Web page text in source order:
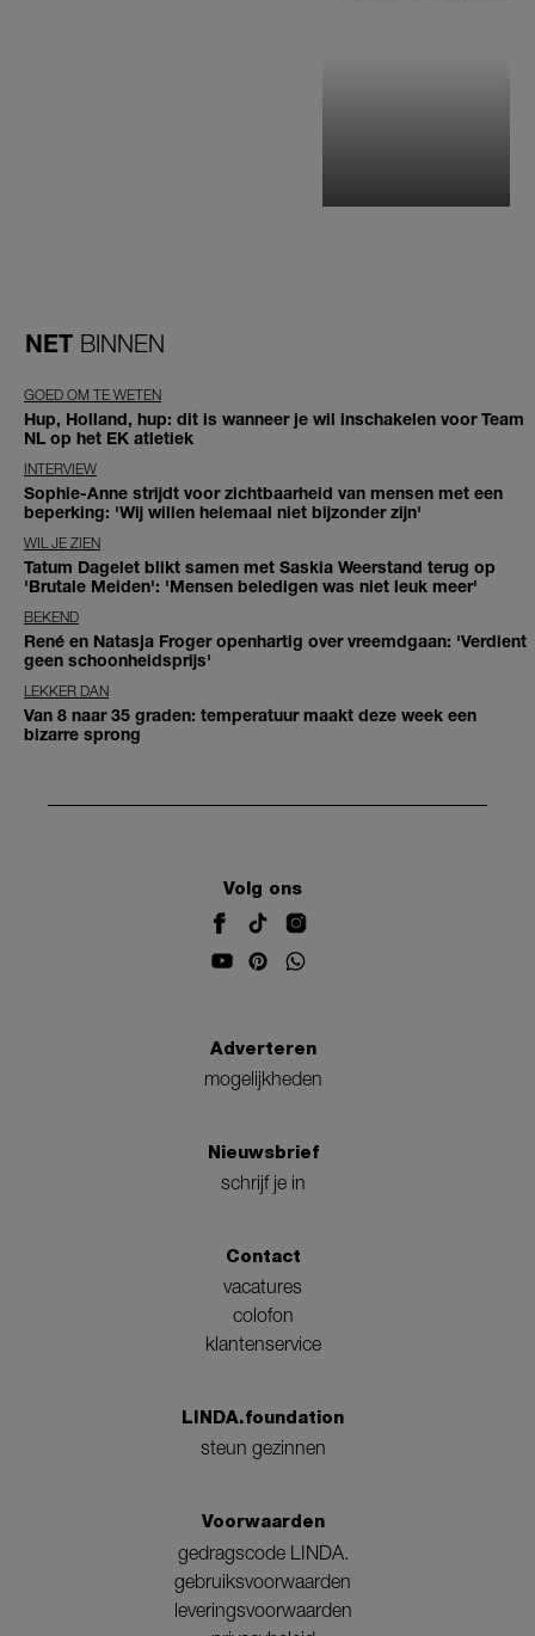
NET BINNEN
GOED OM TE WETEN
Hup, Holland, hup: dit is wanneer je wil inschakelen voor Team
NL op het EK atletiek
INTERVIEW
Sophie-Anne strijdt voor zichtbaarheid van mensen met een
beperking: 'Wij willen helemaal niet bijzonder zijn'
WIL JE ZIEN
Tatum Dagelet blikt samen met Saskia Weerstand terug op
'Brutale Meiden': 'Mensen beledigen was niet leuk meer'
BEKEND
René en Natasja Froger openhartig over vreemdgaan: 'Verdient
geen schoonheidsprijs'
LEKKER DAN
Van 8 naar 35 graden: temperatuur maakt deze week een
bizarre sprong
Volg ons
Adverteren
mogelijkheden
Nieuwsbrief
schrijf je in
Contact
vacatures
colofon
klantenservice
LINDA.foundation
steun gezinnen
Voorwaarden
gedragscode LINDA.
gebruiksvoorwaarden
leveringsvoorwaarden